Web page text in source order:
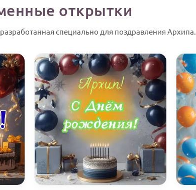
открытки
специально для поздравления Архипа.